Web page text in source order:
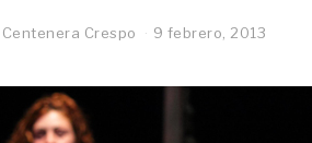
Crespo 9 febrero, 2013